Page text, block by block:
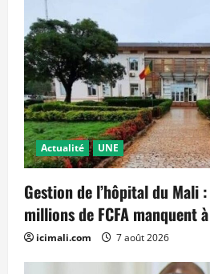
Actualité UNE
Gestion de l’hôpital du Mali
millions de FCFA manquent
icimali.com 7 août 2026